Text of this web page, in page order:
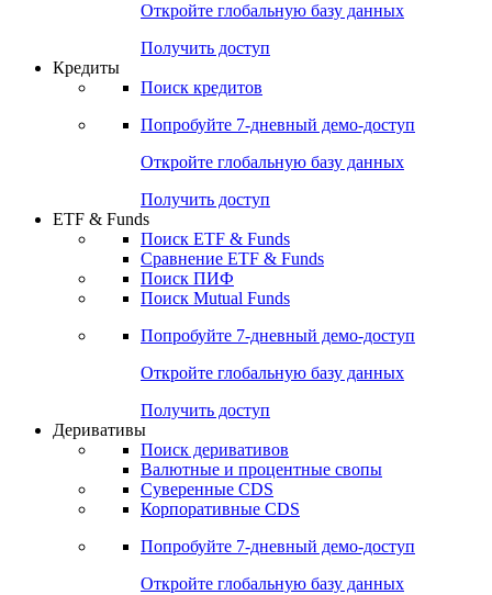
Российские IPO/SPO
Попробуйте7-дневный
Откройте глобальную базу данных
Получить доступ
Поиск кредитов
Попробуйте7-дневный
Откройте глобальную базу данных
Получить доступ
ETF & Funds
Сравнение ETF & Funds
Поиск Mutual Funds
Попробуйте7-дневный
Откройте глобальную базу данных
Получить доступ
Деривативы
Валютные и процентные свопы
Корпоративные CDS